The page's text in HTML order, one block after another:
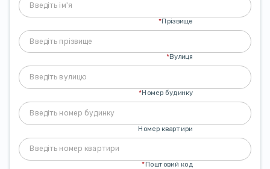
Прізвище
*
Вулиця
*
Номер будинку
*
Номер квартири
Поштовий код
*